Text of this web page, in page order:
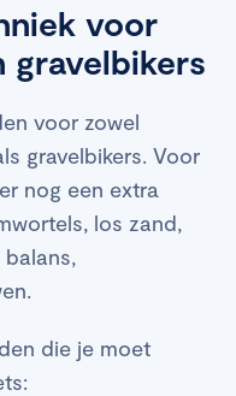
voor
gravelbikers
voor zowel
gravelbikers. Voor
nog een extra
los zand,
die je moet